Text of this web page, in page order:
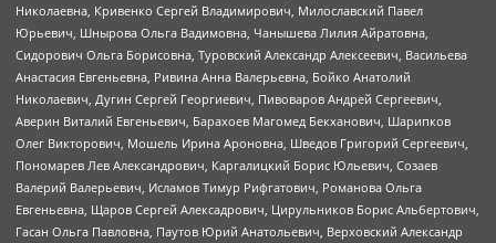
Николаевна, Кривенко Сергей Владимирович, Милославский Павел
Юрьевич, Шнырова Ольга Вадимовна, Чанышева Лилия Айратовна,
Сидорович Ольга Борисовна, Туровский Александр Алексеевич, Васильева
Анастасия Евгеньевна, Ривина Анна Валерьевна, Бойко Анатолий
Николаевич, Дугин Сергей Георгиевич, Пивоваров Андрей Сергеевич,
Аверин Виталий Евгеньевич, Барахоев Магомед Бекханович, Шарипков
Олег Викторович, Мошель Ирина Ароновна, Шведов Григорий Сергеевич,
Пономарев Лев Александрович, Каргалицкий Борис Юльевич, Созаев
Валерий Валерьевич, Исламов Тимур Рифгатович, Романова Ольга
Евгеньевна, Щаров Сергей Алексадрович, Цирульников Борис Альбертович,
Гасан Ольга Павловна, Паутов Юрий Анатольевич, Верховский Александр